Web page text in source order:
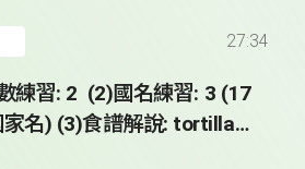
27:34
練習: 2 (2)國名練習: 3 (17
名) (3)食譜解說: tortilla
課文解說: 第一段